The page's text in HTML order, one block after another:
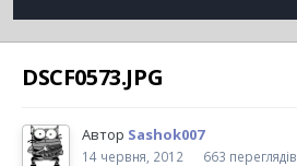
DSCF0573.JPG
Автор Sashok007
14 червня, 2012
663 переглядів